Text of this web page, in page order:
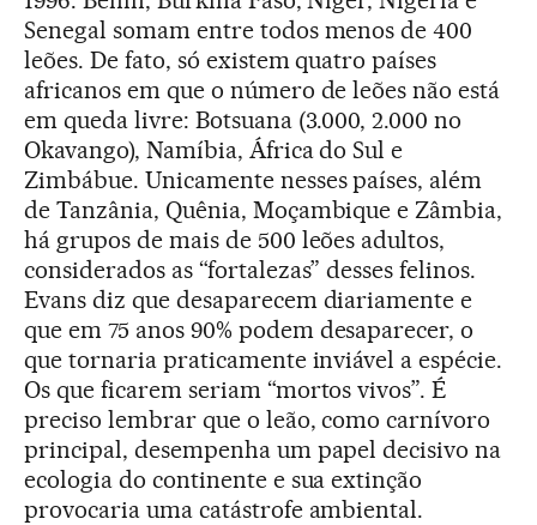
Senegal somam entre todos menos de 400
leões. De fato, só existem quatro países
africanos em que o número de leões não está
em queda livre: Botsuana (3.000, 2.000 no
Okavango), Namíbia, África do Sul e
Zimbábue. Unicamente nesses países, além
de Tanzânia, Quênia, Moçambique e Zâmbia,
há grupos de mais de 500 leões adultos,
considerados as “fortalezas” desses felinos.
Evans diz que desaparecem diariamente e
que em 75 anos 90% podem desaparecer, o
que tornaria praticamente inviável a espécie.
Os que ficarem seriam “mortos vivos”. É
preciso lembrar que o leão, como carnívoro
principal, desempenha um papel decisivo na
ecologia do continente e sua extinção
provocaria uma catástrofe ambiental.